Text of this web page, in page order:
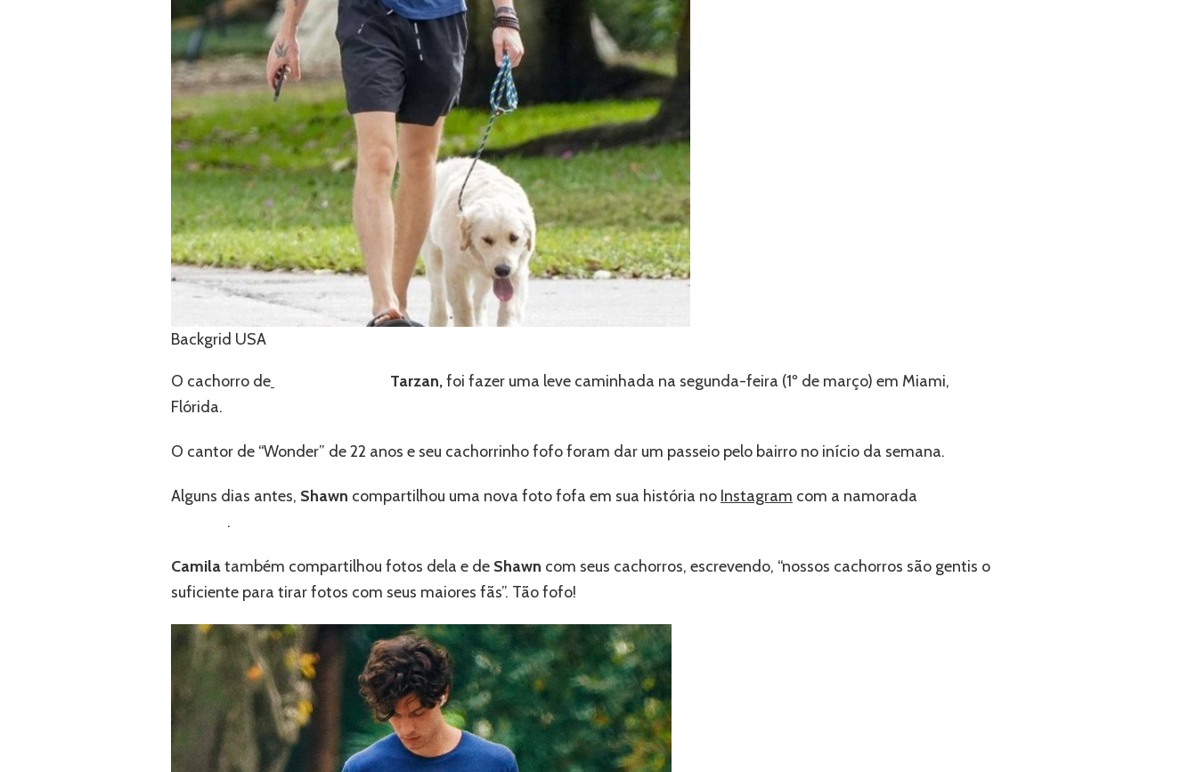
Backgrid USA
O cachorro de Tarzan,foi fazer uma leve caminhada na segunda-feira (1º de março) em Miami,
Flórida.
O cantor de “Wonder” de 22 anos e seu cachorrinho fofo foram dar um passeio pelo bairro no início da semana.
Alguns dias antes, Shawn compartilhou uma nova foto fofa em sua história no Instagram com a namorada
.
Camilatambém compartilhou fotos dela e de Shawn com seus cachorros, escrevendo, “nossos cachorros são gentis o
suficiente para tirar fotos com seus maiores fãs”. Tão fofo!